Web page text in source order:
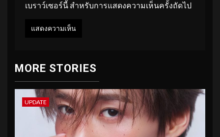
เบราว์เซอร์นี้ สำหรับการแสดงความเห็นครั้งถัดไป
MORE STORIES
UPDATE